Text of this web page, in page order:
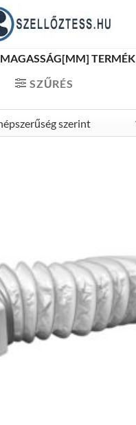
MAGASSÁG[MM] TERMÉK
SZŰRÉS